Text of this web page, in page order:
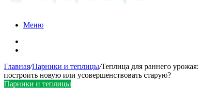
Меню
Главная/Парники и теплицы/Теплица для раннего урожая:
построить новую или усовершенствовать старую?
Парники и теплицы